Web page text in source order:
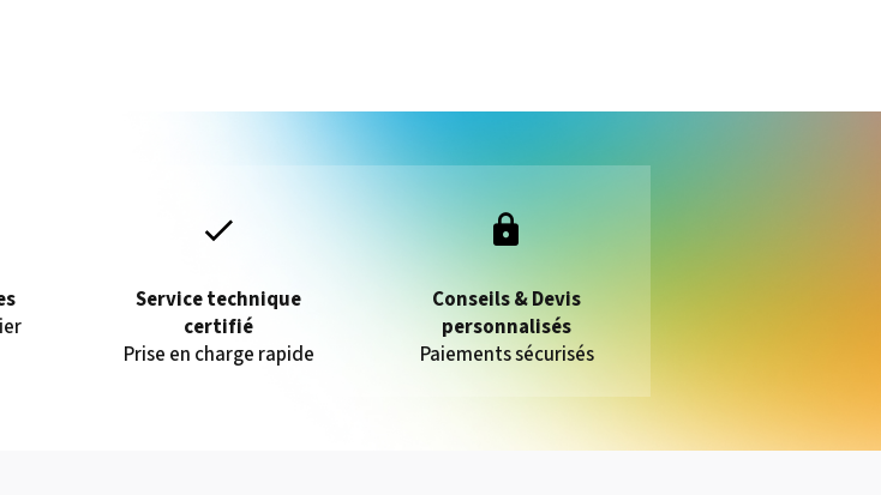
Service technique
certifié
Prise en charge rapide
Conseils & Devis
personnalisés
Paiements sécurisés